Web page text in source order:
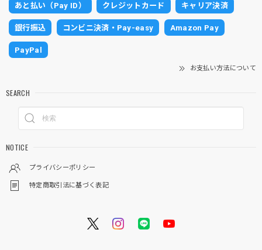
あと払い（Pay ID） クレジットカード キャリア決済
銀行振込 コンビニ決済・Pay-easy Amazon Pay
PayPal
お支払い方法について
SEARCH
NOTICE
プライバシーポリシー
特定商取引法に基づく表記